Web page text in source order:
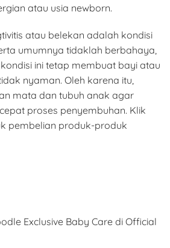
atau usia newborn.
atau belekan adalah kondisi
umumnya tidaklah berbahaya,
ini tetap membuat bayi atau
nyaman. Oleh karena itu,
mata dan tubuh anak agar
proses penyembuhan. Klik
pembelian produk-produk
Exclusive Baby Care di Official